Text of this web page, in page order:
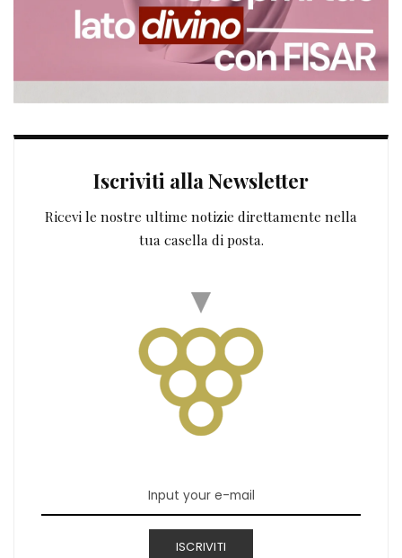
Iscriviti alla Newsletter
Ricevi le nostre ultime notizie direttamente nella
tua casella di posta.
ISCRIVITI